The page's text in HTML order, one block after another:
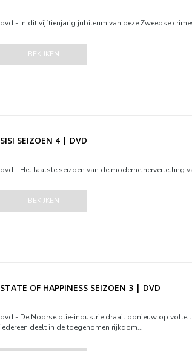
dvd - In dit vijftienjarig jubileum van deze Zweedse
BEKIJKEN
SISI SEIZOEN 4 | DVD
dvd - Het laatste seizoen van de moderne hervertelling
BEKIJKEN
STATE OF HAPPINESS SEIZOEN 3 | DVD
dvd - De Noorse olie-industrie draait opnieuw op volle
iedereen deelt in de toegenomen rijkdom...